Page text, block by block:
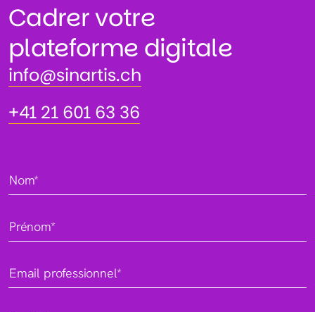
Cadrer votre
plateforme digitale
info@sinartis.ch
info@sinartis.ch
+41 21 601 63 36
+41 21 601 63 36
Nom*
Prénom*
Email professionnel*